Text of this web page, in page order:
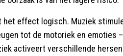
het effect logisch. Muziek
tot de motoriek en emoties
activeert verschillende